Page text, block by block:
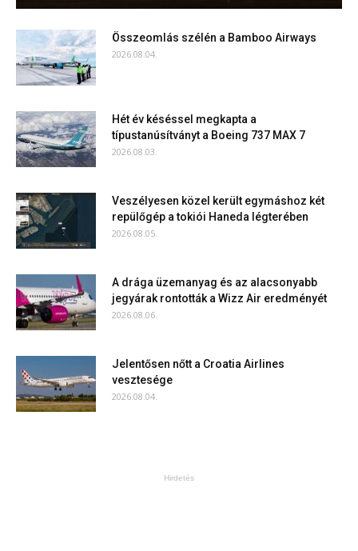
Összeomlás szélén a Bamboo Airways
2026.08.04.
Hét év késéssel megkapta a
típustanúsítványt a Boeing 737 MAX 7
2026.08.03.
Veszélyesen közel került egymáshoz két
repülőgép a tokiói Haneda légterében
2026.08.05.
A drága üzemanyag és az alacsonyabb
jegyárak rontották a Wizz Air eredményét
2026.08.06.
Jelentősen nőtt a Croatia Airlines
vesztesége
2026.08.04.
Hirdetés